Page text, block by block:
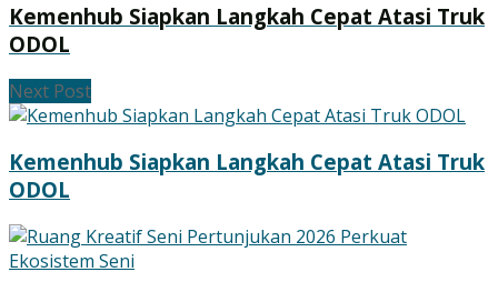
Kemenhub Siapkan Langkah Cepat Atasi Truk
ODOL
Next Post
Kemenhub Siapkan Langkah Cepat Atasi Truk
ODOL